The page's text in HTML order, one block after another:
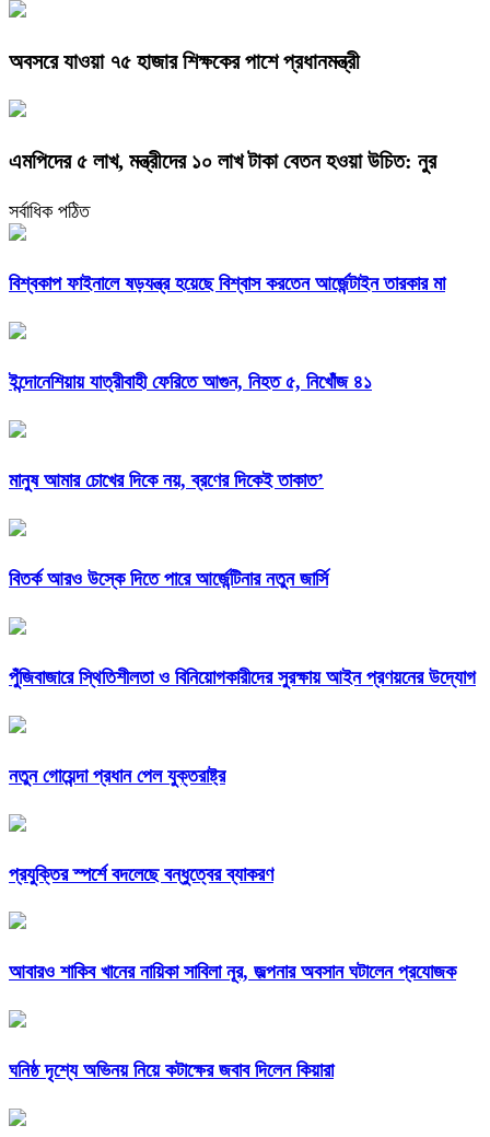
অবসরে যাওয়া ৭৫ হাজার শিক্ষকের পাশে প্রধানমন্ত্রী
এমপিদের ৫ লাখ, মন্ত্রীদের ১০ লাখ টাকা বেতন হওয়া উচিত: নুর
সর্বাধিক পঠিত
বিশ্বকাপ ফাইনালে ষড়যন্ত্র হয়েছে বিশ্বাস করতেন আর্জেন্টাইন তারকার মা
ইন্দোনেশিয়ায় যাত্রীবাহী ফেরিতে আগুন, নিহত ৫, নিখোঁজ ৪১
মানুষ আমার চোখের দিকে নয়, ব্রণের দিকেই তাকাত’
বিতর্ক আরও উস্কে দিতে পারে আর্জেন্টিনার নতুন জার্সি
পুঁজিবাজারে স্থিতিশীলতা ও বিনিয়োগকারীদের সুরক্ষায় আইন প্রণয়নের উদ্যোগ
নতুন গোয়েন্দা প্রধান পেল যুক্তরাষ্ট্র
প্রযুক্তির স্পর্শে বদলেছে বন্ধুত্বের ব্যাকরণ
আবারও শাকিব খানের নায়িকা সাবিলা নূর, জল্পনার অবসান ঘটালেন প্রযোজক
ঘনিষ্ঠ দৃশ্যে অভিনয় নিয়ে কটাক্ষের জবাব দিলেন কিয়ারা